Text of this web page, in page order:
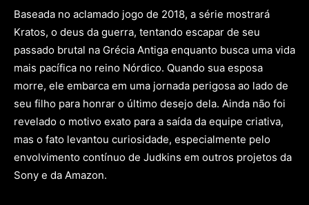
Baseada no aclamado jogo de 2018, a série mostrará
Kratos, o deus da guerra, tentando escapar de seu
passado brutal na Grécia Antiga enquanto busca uma vida
mais pacífica no reino Nórdico. Quando sua esposa
morre, ele embarca em uma jornada perigosa ao lado de
seu filho para honrar o último desejo dela. Ainda não foi
revelado o motivo exato para a saída da equipe criativa,
mas o fato levantou curiosidade, especialmente pelo
envolvimento contínuo de Judkins em outros projetos da
Sony e da Amazon.